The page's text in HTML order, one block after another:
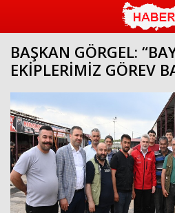
BAŞKAN GÖRGEL:
EKİPLERİMİZ GÖREV